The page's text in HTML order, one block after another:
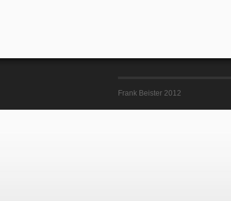
Frank Beister 2012